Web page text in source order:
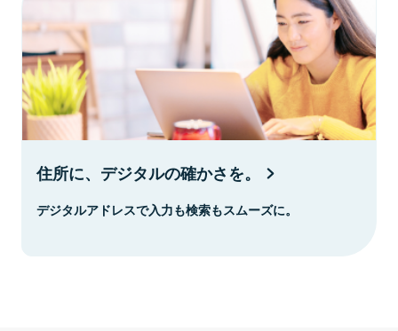
住所に、デジタルの確かさを。
デジタルアドレスで入力も検索もスムーズに。